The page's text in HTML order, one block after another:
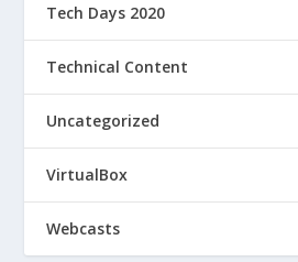
Tech Days 2020
Technical Content
Uncategorized
VirtualBox
Webcasts